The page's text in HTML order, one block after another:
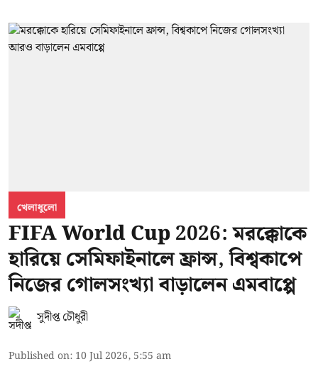
খেলাধুলো
FIFA World Cup 2026: মরক্কোকে
হারিয়ে সেমিফাইনালে ফ্রান্স, বিশ্বকাপে
নিজের গোলসংখ্যা বাড়ালেন এমবাপ্পে
সুদীপ্ত চৌধুরী
Published on: 10 Jul 2026, 5:55 am